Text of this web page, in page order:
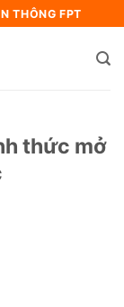
THÔNG FPT
thức mở